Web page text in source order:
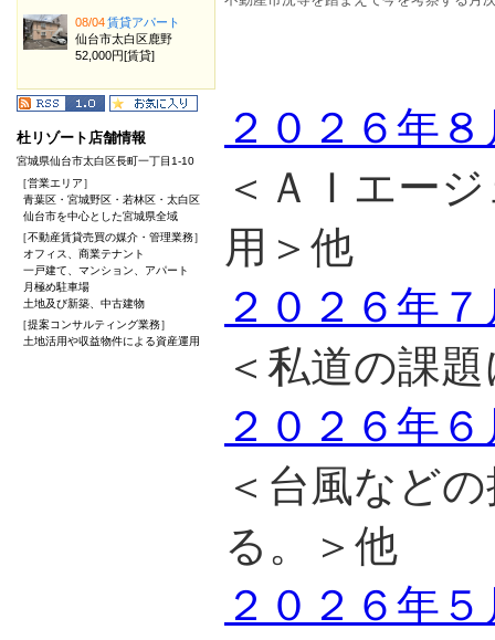
２０２６年
＜ＡＩエー
用＞他
２０２６年
＜私道の課
２０２６年
＜台風など
る。＞他
２０２６年
08/04賃貸アパート
仙台市太白区鹿野
52,000円[賃貸]
杜リゾート店舗情報
宮城県仙台市太白区長町一丁目1-10
［営業エリア］
青葉区・宮城野区・若林区・太白区
仙台市を中心とした宮城県全域
［不動産賃貸売買の媒介・管理業務］
オフィス、商業テナント
一戸建て、マンション、アパート
月極め駐車場
土地及び新築、中古建物
［提案コンサルティング業務］
土地活用や収益物件による資産運用